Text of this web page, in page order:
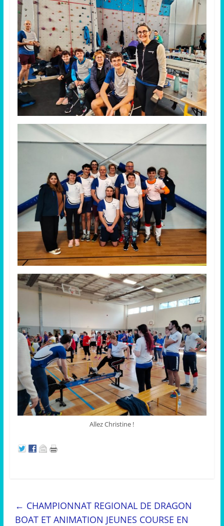
Allez Christine !
← CHAMPIONNAT REGIONAL DE DRAGON
BOAT ET ANIMATION JEUNES COURSE EN